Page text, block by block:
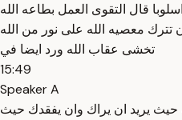
قال التقوى العمل بطاعه الله
تترك معصيه الله على نور من الله
تخشى عقاب الله ورد ايضا في
15:49
Speaker A
حيث يريد ان يراك وان يفقدك حيث